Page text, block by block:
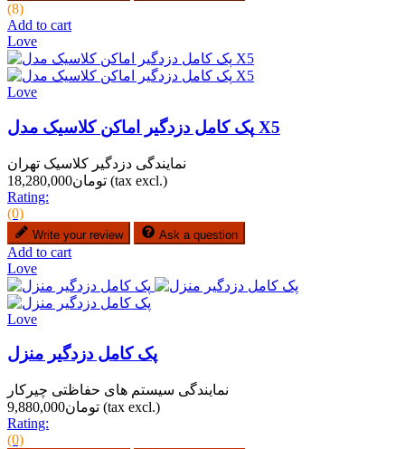
(8)
Add to cart
Love
Love
پک کامل دزدگیر اماکن کلاسیک مدل X5
نمایندگی دزدگیر کلاسیک تهران
تومان18,280,000 (tax excl.)
Rating:
(0)
Write your review Ask a question
Add to cart
Love
Love
پک کامل دزدگیر منزل
نمایندگی سیستم های حفاظتی چیرکار
تومان9,880,000 (tax excl.)
Rating:
(0)